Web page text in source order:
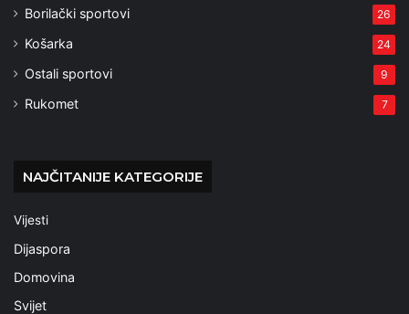
Borilački sportovi 26
Košarka 24
Ostali sportovi 9
Rukomet 7
NAJČITANIJE KATEGORIJE
Vijesti
Dijaspora
Domovina
Svijet